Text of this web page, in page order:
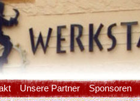
Unsere Partner Sponsoren